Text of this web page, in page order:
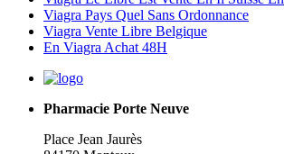
Viagra Pays Quel Sans Ordonnance
Viagra Vente Libre Belgique
En Viagra Achat 48H
Pharmacie Porte Neuve
Place Jean Jaurès